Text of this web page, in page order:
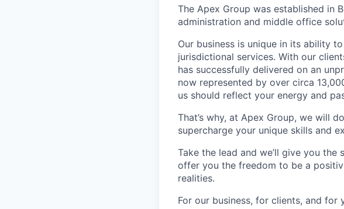
The Apex Group was established in
administration and middle office
Our business is unique in its ability
jurisdictional services. With our
has successfully delivered on an
now represented by over circa
us should reflect your energy and
That’s why, at Apex Group, we will
supercharge your unique skills and
Take the lead and we’ll give you
offer you the freedom to be a
realities.
For our business, for clients, and for